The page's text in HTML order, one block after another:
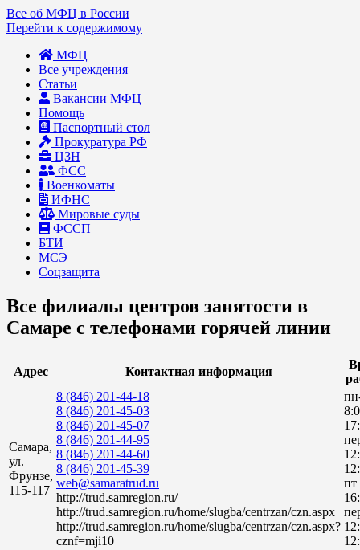
Все об МФЦ в России
Перейти к содержимому
МФЦ
Все учреждения
Статьи
Вакансии МФЦ
Помощь
Паспортный стол
Прокуратура РФ
ЦЗН
ФСС
Военкоматы
ИФНС
Мировые суды
ФССП
БТИ
МСЭ
Соцзащита
Все филиалы центров занятости в
Самаре с телефонами горячей линии
Адрес Контактная информация
Самара,
ул.
Фрунзе,
115-117
8 (846) 201-44-18
8 (846) 201-45-03
8 (846) 201-45-07
8 (846) 201-44-95
8 (846) 201-44-60
8 (846) 201-45-39
web@samaratrud.ru
http://trud.samregion.ru/
http://trud.samregion.ru/home/slugba/centrzan/czn.aspx
http://trud.samregion.ru/home/slugba/centrzan/czn.aspx?
cznf=mji10
пт